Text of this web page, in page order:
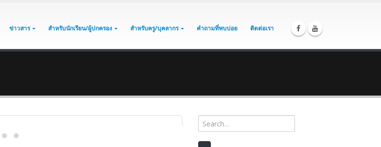
ข่าวสาร สำหรับนักเรียน/ผู้ปกครอง สำหรับครู/บุคลากร คำถามที่พบบ่อย ติดต่อเรา